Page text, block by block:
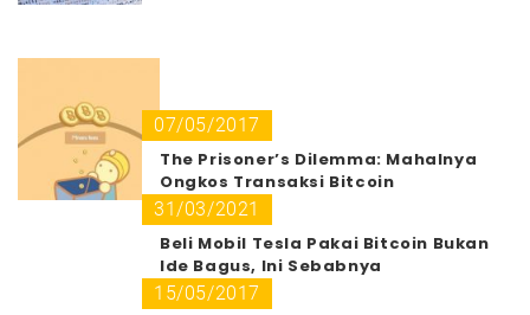
07/05/2017
The Prisoner’s Dilemma: Mahalnya
Ongkos Transaksi Bitcoin
31/03/2021
Beli Mobil Tesla Pakai Bitcoin Bukan
Ide Bagus, Ini Sebabnya
15/05/2017